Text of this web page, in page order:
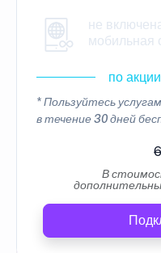
не
мобильная
по
* Пользуйтесь
в течение 30 дней
В